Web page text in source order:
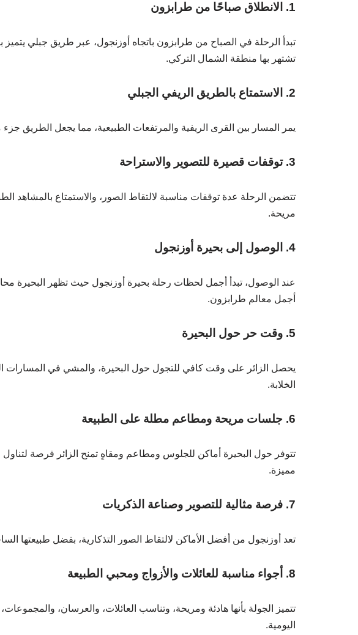
1. الانطلاق صباحًا من طرابزون
تبدأ الرحلة في الصباح من طرابزون باتجاه أوزنجول، عبر طريق جبلي يتميز
تشتهر بها منطقة الشمال التركي.
2. الاستمتاع بالطريق الريفي الجبلي
يمر المسار بين القرى الريفية والمرتفعات الطبيعية، مما يجعل الطريق
3. توقفات قصيرة للتصوير والاستراحة
تتضمن الرحلة عدة توقفات مناسبة لالتقاط الصور، والاستمتاع بالمشاهد
مريحة.
4. الوصول إلى بحيرة أوزنجول
عند الوصول، تبدأ أجمل لحظات رحلة بحيرة أوزنجول حيث تظهر البحيرة
أجمل معالم طرابزون.
5. وقت حر حول البحيرة
يحصل الزائر على وقت كافي للتجول حول البحيرة، والمشي في المسارات
الخلابة.
6. جلسات مريحة ومطاعم مطلة على الطبيعة
تتوفر حول البحيرة أماكن للجلوس ومطاعم ومقاهٍ تمنح الزائر فرصة
مميزة.
7. فرصة مثالية للتصوير وصناعة الذكريات
تعد أوزنجول من أفضل الأماكن لالتقاط الصور التذكارية، بفضل طبيعتها
8. أجواء مناسبة للعائلات والأزواج ومحبي الطبيعة
تتميز الجولة بأنها هادئة ومريحة، وتناسب العائلات، والعرسان،
اليومية.